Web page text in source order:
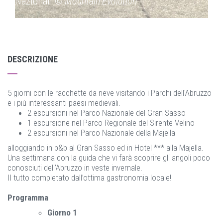
DESCRIZIONE
5 giorni con le racchette da neve visitando i Parchi dell'Abruzzo
e i più interessanti paesi medievali.
2 escursioni nel Parco Nazionale del Gran Sasso
1 escursione nel Parco Regionale del Sirente Velino
2 escursioni nel Parco Nazionale della Majella
alloggiando in b&b al Gran Sasso ed in Hotel *** alla Majella.
Una settimana con la guida che vi farà scoprire gli angoli poco
conosciuti dell’Abruzzo in veste invernale.
Il tutto completato dall’ottima gastronomia locale!
Programma
Giorno 1